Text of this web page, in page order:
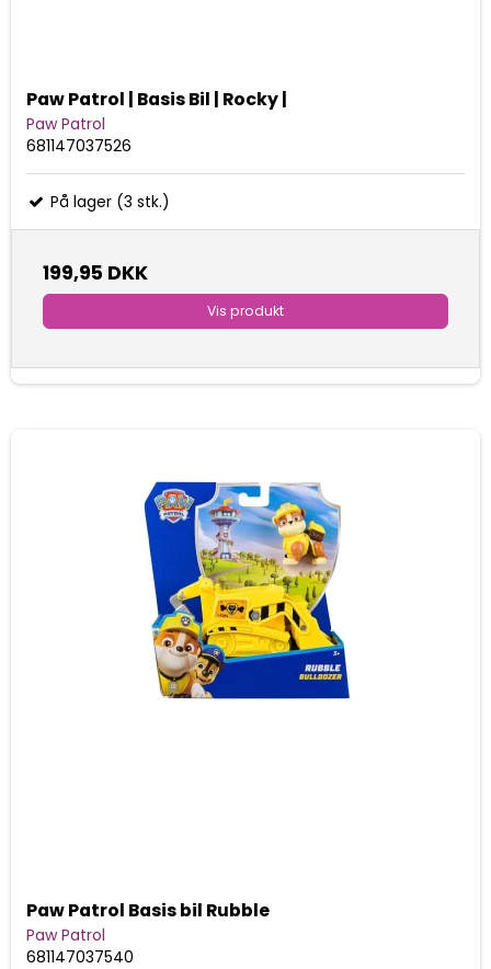
Paw Patrol | Basis Bil | Rocky |
Paw Patrol
681147037526
På lager (3 stk.)
199,95 DKK
Vis produkt
Paw Patrol Basis bil Rubble
Paw Patrol
681147037540